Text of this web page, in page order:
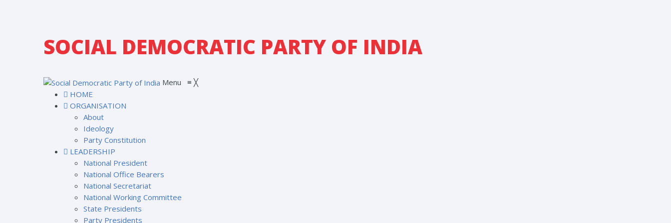
SOCIAL DEMOCRATIC PARTY OF INDIA
Menu ≡ ╳
HOME
ORGANISATION
About
Ideology
Party Constitution
LEADERSHIP
National President
National Office Bearers
National Secretariat
National Working Committee
State Presidents
Party Presidents